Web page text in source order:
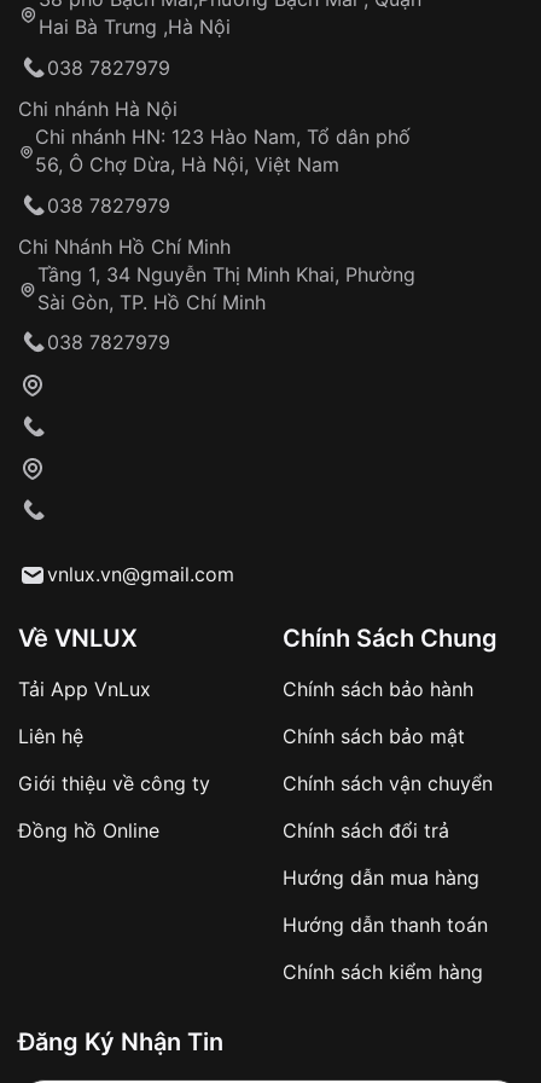
Hotline: 0585 215 215
Từ khóa SEO:
Khách hàng kiểm tra và thanh toán trực tiếp
Từ khóa SEO:
sản phẩm đặc biệt
hàng
Số tiền còn lại thanh toán khi nhận hàng hoặc
✔️ Đảm bảo xử lý đơn hàng nhanh chóng
✔️ Hạn chế tình trạng hủy đơn không mong
Từ khóa SEO:
Tự ý sửa chữa
thống VNLUX
Đảm bảo quyền lợi khách hàng
Đồng hành cùng khách hàng trong suốt quá
trình sử dụng
Hai Bà Trưng ,Hà Nội
038 7827979
Chi nhánh Hà Nội
Chi nhánh HN: 123 Hào Nam, Tổ dân phố
56, Ô Chợ Dừa, Hà Nội, Việt Nam
038 7827979
Chi Nhánh Hồ Chí Minh
Tầng 1, 34 Nguyễn Thị Minh Khai, Phường
Sài Gòn, TP. Hồ Chí Minh
038 7827979
vnlux.vn@gmail.com
Về VNLUX
Tải App VnLux
Liên hệ
Giới thiệu về công ty
Đồng hồ Online
Chính Sách Chung
Chính sách bảo hành
Chính sách bảo mật
Chính sách vận chuyển
Chính sách đổi trả
Hướng dẫn mua hàng
Hướng dẫn thanh toán
Chính sách kiểm hàng
Đăng Ký Nhận Tin